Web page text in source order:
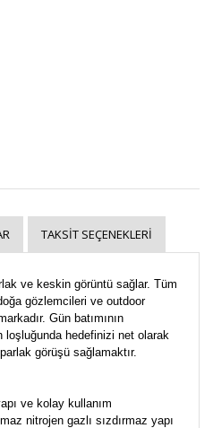
TAKSIT SEÇENEKLERI
ve keskin görüntü sağlar. Tüm
gözlemcileri ve outdoor
Gün batımının
loşluğunda hedefinizi net olarak
görüşü sağlamaktır.
ve kolay kullanım
nitrojen gazlı sızdırmaz yapı